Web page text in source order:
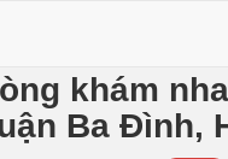
khám
Ba Đình,